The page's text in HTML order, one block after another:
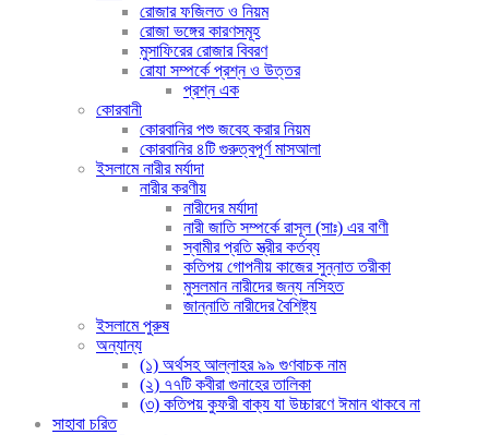
রোজার ফজিলত ও নিয়ম
রোজা ভঙ্গের কারণসমূহ
মুসাফিরের রোজার বিবরণ
রোযা সম্পর্কে প্রশ্ন ও উত্তর
প্রশ্ন এক
কোরবানী
কোরবানির পশু জবেহ করার নিয়ম
কোরবানির ৪টি গুরুত্বপূর্ণ মাসআলা
ইসলামে নারীর মর্যাদা
নারীর করণীয়
নারীদের মর্যাদা
নারী জাতি সম্পর্কে রাসূল (সাঃ) এর বাণী
স্বামীর প্রতি স্ত্রীর কর্তব্য
কতিপয় গোপনীয় কাজের সুন্নাত তরীকা
মুসলমান নারীদের জন্য নসিহত
জান্নাতি নারীদের বৈশিষ্ট্য
ইসলামে পুরুষ
অন্যান্য
(১) অর্থসহ আল্লাহর ৯৯ গুণবাচক নাম
(২) ৭৭টি কবীরা গুনাহের তালিকা
(৩) কতিপয় কুফরী বাক্য যা উচ্চারণে ঈমান থাকবে না
সাহাবা চরিত